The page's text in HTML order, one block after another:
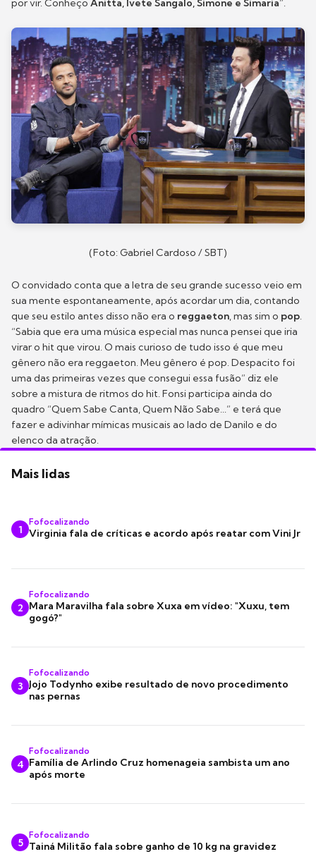
por vir. Conheço Anitta, Ivete Sangalo, Simone e Simaria”.
(Foto: Gabriel Cardoso / SBT)
O convidado conta que a letra de seu grande sucesso veio em
sua mente espontaneamente, após acordar um dia, contando
que seu estilo antes disso não era o reggaeton, mas sim o pop.
“Sabia que era uma música especial mas nunca pensei que iria
virar o hit que virou. O mais curioso de tudo isso é que meu
gênero não era reggaeton. Meu gênero é pop. Despacito foi
uma das primeiras vezes que consegui essa fusão” diz ele
sobre a mistura de ritmos do hit. Fonsi participa ainda do
quadro “Quem Sabe Canta, Quem Não Sabe...” e terá que
fazer e adivinhar mímicas musicais ao lado de Danilo e do
elenco da atração.
Mais lidas
1
Fofocalizando
Virginia fala de críticas e acordo após reatar com Vini Jr
2
Fofocalizando
Mara Maravilha fala sobre Xuxa em vídeo: "Xuxu, tem
gogó?"
3
Fofocalizando
Jojo Todynho exibe resultado de novo procedimento
nas pernas
4
Fofocalizando
Família de Arlindo Cruz homenageia sambista um ano
após morte
5
Fofocalizando
Tainá Militão fala sobre ganho de 10 kg na gravidez